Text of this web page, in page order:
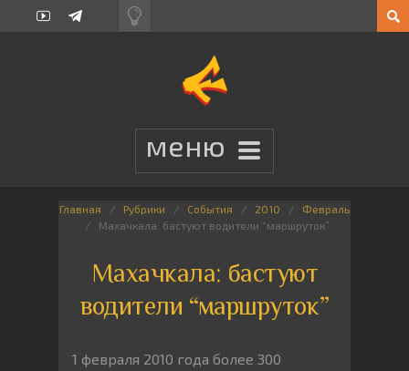
Главная Рубрики События 2010
Февраль
Махачкала: бастуют водители “маршруток”
Махачкала: бастуют
водители “маршруток”
1 февраля 2010 года более 300